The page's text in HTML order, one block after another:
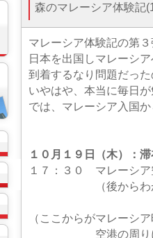
森のマレーシア体験記
マレーシア体験記の第
日本を出国しマレーシ
到着するなり問題だっ
いやはや、本当に毎日
では、マレーシア入国
１０月１９日（木）：
１７：３０ マレーシ
（後からわかった
（ここからがマレーシ
空港の周りには、